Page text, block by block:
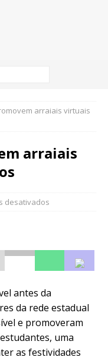
arraiais virtuais
arraiais
desativados
antes da
da rede estadual
e promoveram
uma
as festividades